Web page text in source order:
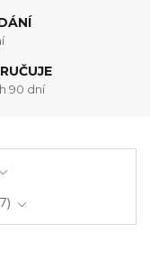
90 dní